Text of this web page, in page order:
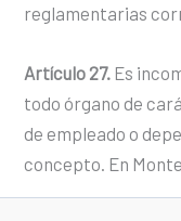
reglamentarias
Artículo 27. Es
todo órgano de
de empleado o
concepto. En